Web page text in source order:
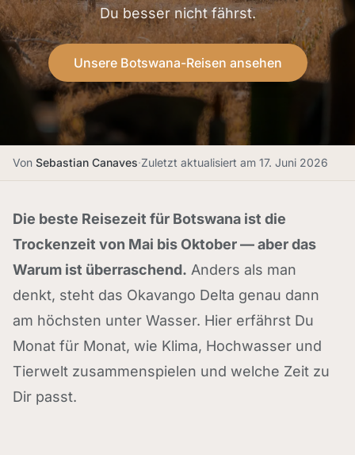
Du besser nicht fährst.
Unsere Botswana-Reisen ansehen
Von Sebastian Canaves·Zuletzt aktualisiert am 17. Juni 2026
Die beste Reisezeit für Botswana ist die
Trockenzeit von Mai bis Oktober — aber das
Warum ist überraschend. Anders als man
denkt, steht das Okavango Delta genau dann
am höchsten unter Wasser. Hier erfährst Du
Monat für Monat, wie Klima, Hochwasser und
Tierwelt zusammenspielen und welche Zeit zu
Dir passt.